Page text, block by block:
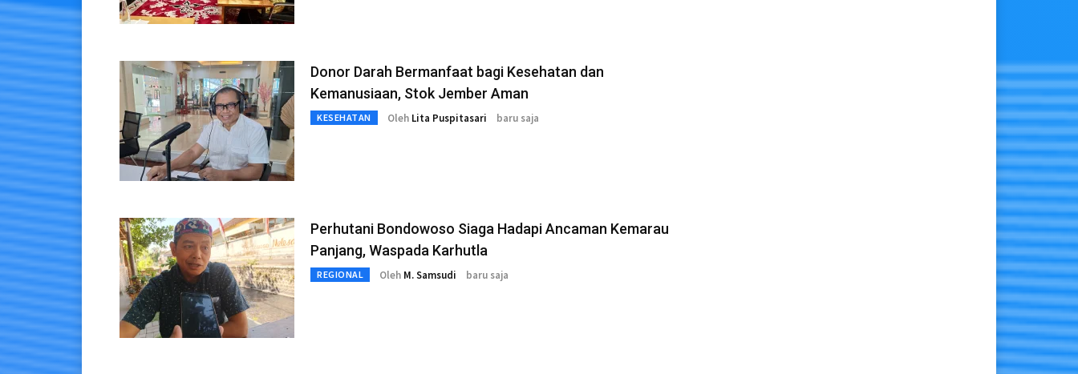
Donor Darah Bermanfaat bagi Kesehatan dan
Kemanusiaan, Stok Jember Aman
KESEHATAN Oleh Lita Puspitasari baru saja
Perhutani Bondowoso Siaga Hadapi Ancaman Kemarau
Panjang, Waspada Karhutla
REGIONAL Oleh M. Samsudi baru saja